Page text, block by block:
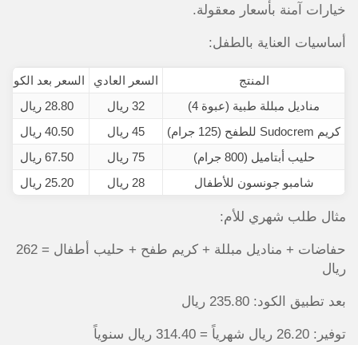
خيارات آمنة بأسعار معقولة.
أساسيات العناية بالطفل:
المنتج السعر العادي
السعر بعد الكود
مناديل مبللة طبية (عبوة 4)
32 ريال
28.80 ريال
كريم Sudocrem للطفح (125 جرام)
45 ريال
40.50 ريال
حليب أبتاميل (800 جرام)
75 ريال
67.50 ريال
شامبو جونسون للأطفال
28 ريال 25.20 ريال
مثال طلب شهري للأم:
حفاضات + مناديل مبللة + كريم طفح + حليب أطفال = 262
ريال
بعد تطبيق الكود: 235.80 ريال
توفير: 26.20 ريال شهرياً = 314.40 ريال سنوياً